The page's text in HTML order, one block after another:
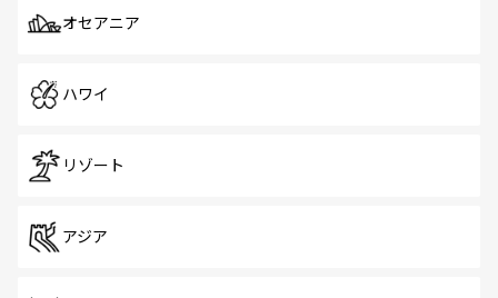
オセアニア
ハワイ
リゾート
アジア